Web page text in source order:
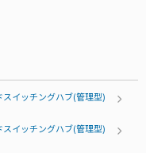
スイッチングハブ(管理型)
スイッチングハブ(管理型)